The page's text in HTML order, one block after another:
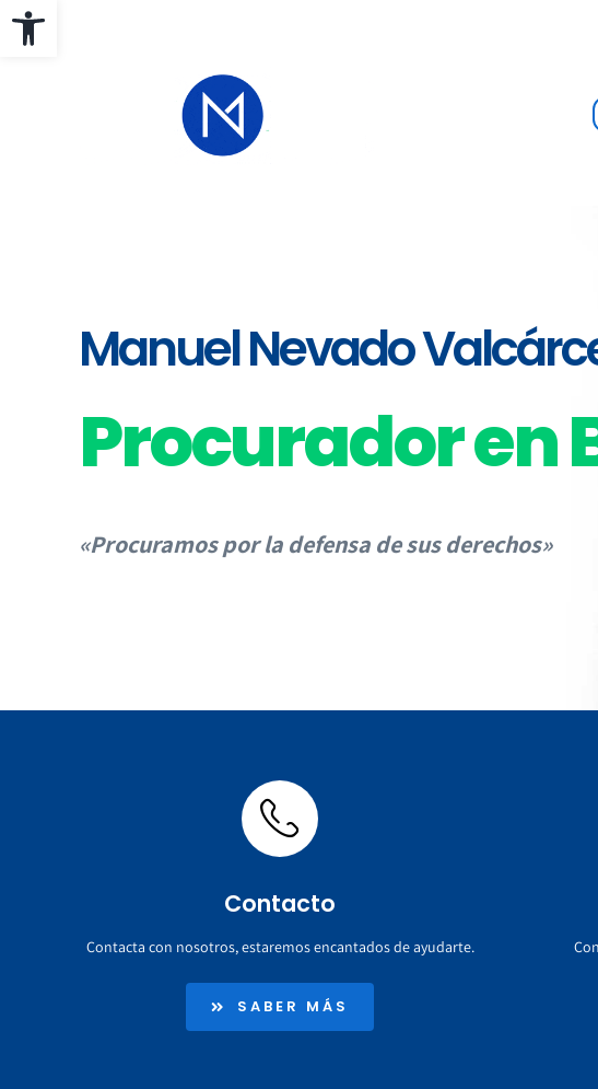
Abrir barra de herramientas
Manuel Nevado
«Procuramos por la defensa de sus derechos»
Contacto
Contacta con nosotros, estaremos encantados de ayudarte.
SABER MÁS